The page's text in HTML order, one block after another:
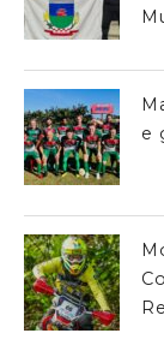
e